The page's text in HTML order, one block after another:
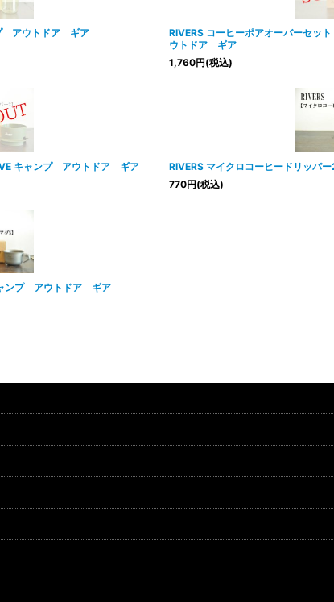
アウトドア ギア
RIVERS コーヒーポアオーバーセッ
ウトドア ギア
1,760円(税込)
キャンプ アウトドア ギア
RIVERS マイクロコーヒードリッ
770円(税込)
ャンプ アウトドア ギア